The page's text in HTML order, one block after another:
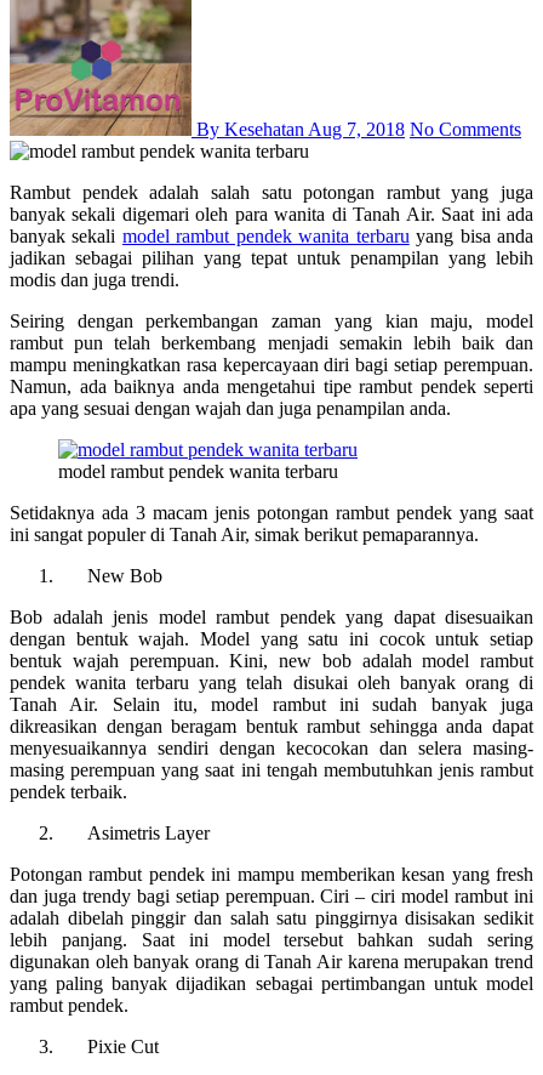
By Kesehatan Aug 7, 2018 No Comments
Rambut pendek adalah salah satu potongan rambut yang juga
banyak sekali digemari oleh para wanita di Tanah Air. Saat ini ada
banyak sekali model rambut pendek wanita terbaru yang bisa anda
jadikan sebagai pilihan yang tepat untuk penampilan yang lebih
modis dan juga trendi.
Seiring dengan perkembangan zaman yang kian maju, model
rambut pun telah berkembang menjadi semakin lebih baik dan
mampu meningkatkan rasa kepercayaan diri bagi setiap perempuan.
Namun, ada baiknya anda mengetahui tipe rambut pendek seperti
apa yang sesuai dengan wajah dan juga penampilan anda.
model rambut pendek wanita terbaru
Setidaknya ada 3 macam jenis potongan rambut pendek yang saat
ini sangat populer di Tanah Air, simak berikut pemaparannya.
New Bob
Bob adalah jenis model rambut pendek yang dapat disesuaikan
dengan bentuk wajah. Model yang satu ini cocok untuk setiap
bentuk wajah perempuan. Kini, new bob adalahmodel rambut
pendek wanita terbaru yang telah disukai oleh banyak orang di
Tanah Air. Selain itu, model rambut ini sudah banyak juga
dikreasikan dengan beragam bentuk rambut sehingga anda dapat
menyesuaikannya sendiri dengan kecocokan dan selera masing-
masing perempuan yang saat ini tengah membutuhkan jenis rambut
pendek terbaik.
Asimetris Layer
Potongan rambut pendek ini mampu memberikan kesan yang fresh
dan juga trendy bagi setiap perempuan. Ciri – ciri model rambut ini
adalah dibelah pinggir dan salah satu pinggirnya disisakan sedikit
lebih panjang. Saat ini model tersebut bahkan sudah sering
digunakan oleh banyak orang di Tanah Air karena merupakan trend
yang paling banyak dijadikan sebagai pertimbangan untuk model
rambut pendek.
Pixie Cut